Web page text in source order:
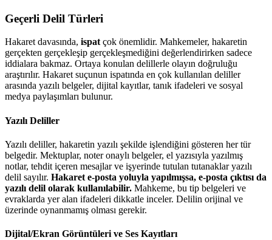
Geçerli Delil Türleri
Hakaret davasında, ispat çok önemlidir. Mahkemeler, hakaretin
gerçekten gerçekleşip gerçekleşmediğini değerlendirirken sadece
iddialara bakmaz. Ortaya konulan delillerle olayın doğruluğu
araştırılır. Hakaret suçunun ispatında en çok kullanılan deliller
arasında yazılı belgeler, dijital kayıtlar, tanık ifadeleri ve sosyal
medya paylaşımları bulunur.
Yazılı Deliller
Yazılı deliller, hakaretin yazılı şekilde işlendiğini gösteren her tür
belgedir. Mektuplar, noter onaylı belgeler, el yazısıyla yazılmış
notlar, tehdit içeren mesajlar ve işyerinde tutulan tutanaklar yazılı
delil sayılır. Hakaret e-posta yoluyla yapılmışsa, e-posta çıktısı da
yazılı delil olarak kullanılabilir. Mahkeme, bu tip belgeleri ve
evraklarda yer alan ifadeleri dikkatle inceler. Delilin orijinal ve
üzerinde oynanmamış olması gerekir.
Dijital/Ekran Görüntüleri ve Ses Kayıtları